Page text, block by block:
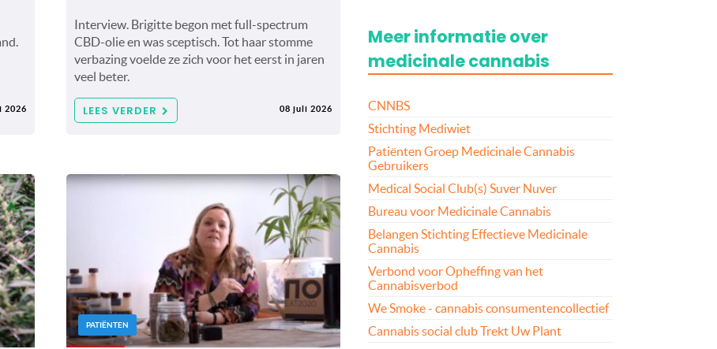
2026
Interview. Brigitte begon met full-spectrum
CBD-olie en was sceptisch. Tot haar stomme
verbazing voelde ze zich voor het eerst in jaren
veel beter.
LEES VERDER 08 juli 2026
PATIËNTEN
Meer informatie over
medicinale cannabis
CNNBS
Stichting Mediwiet
Patiënten Groep Medicinale Cannabis
Gebruikers
Medical Social Club(s) Suver Nuver
Bureau voor Medicinale Cannabis
Belangen Stichting Effectieve Medicinale
Cannabis
Verbond voor Opheffing van het
Cannabisverbod
We Smoke - cannabis consumentencollectief
Cannabis social club Trekt Uw Plant